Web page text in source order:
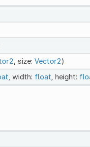
, size: Vector2)
, width: float , height: